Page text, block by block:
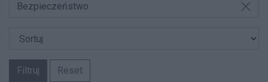
Bezpieczeństwo
Filtruj Reset